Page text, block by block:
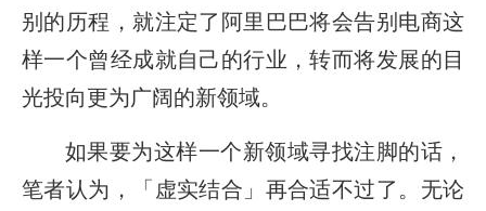
别的历程，就注定了阿里巴巴将会告别电商这
样一个曾经成就自己的行业，转而将发展的目
光投向更为广阔的新领域。
如果要为这样一个新领域寻找注脚的话，
笔者认为，「虚实结合」再合适不过了。无论